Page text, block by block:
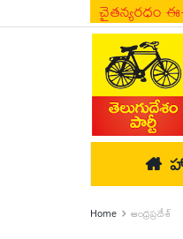
చైతన్యరధం
Home ఆంధ్రప్రదేశ్